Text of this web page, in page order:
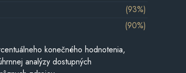
(93%)
(90%)
konečného hodnotenia,
analýzy dostupných